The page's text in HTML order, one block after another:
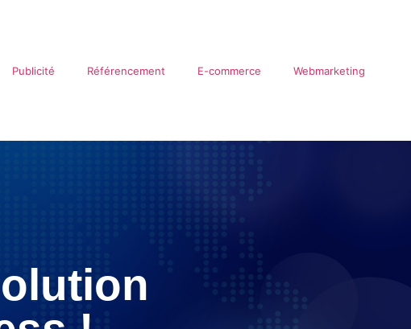
Publicité Référencement E-commerce Webmarketing